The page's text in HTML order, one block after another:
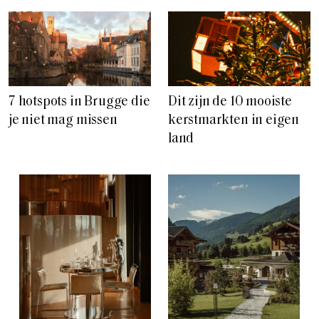
7 hotspots in Brugge die
je niet mag missen
Dit zijn de 10 mooiste
kerstmarkten in eigen
land